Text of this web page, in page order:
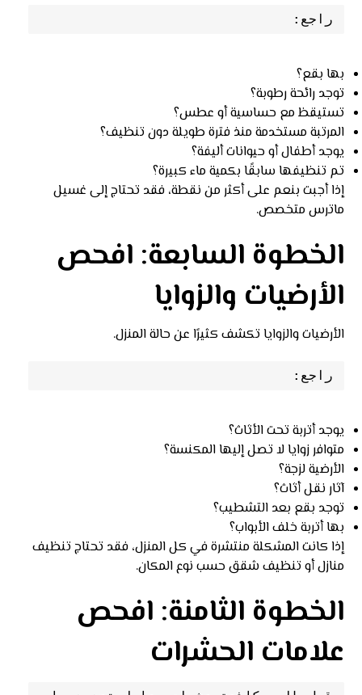
راجع:
بها بقع؟
توجد رائحة رطوبة؟
تستيقظ مع حساسية أو عطس؟
المرتبة مستخدمة منذ فترة طويلة دون تنظيف؟
يوجد أطفال أو حيوانات أليفة؟
تم تنظيفها سابقًا بكمية ماء كبيرة؟
إذا أجبت بنعم على أكثر من نقطة، فقد تحتاج إلى غسيل
ماترس متخصص.
الخطوة السابعة: افحص
الأرضيات والزوايا
الأرضيات والزوايا تكشف كثيرًا عن حالة المنزل.
راجع:
يوجد أتربة تحت الأثاث؟
متوافر زوايا لا تصل إليها المكنسة؟
الأرضية لزجة؟
آثار نقل أثاث؟
توجد بقع بعد التشطيب؟
بها أتربة خلف الأبواب؟
إذا كانت المشكلة منتشرة في كل المنزل، فقد تحتاج تنظيف
منازل أو تنظيف شقق حسب نوع المكان.
الخطوة الثامنة: افحص
علامات الحشرات